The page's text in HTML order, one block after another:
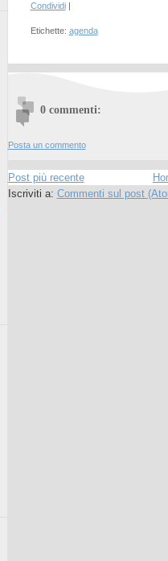
Condividi |
Etichette: agenda
0 commenti:
Posta un commento
Post più recente
Iscriviti a: Commenti sul post